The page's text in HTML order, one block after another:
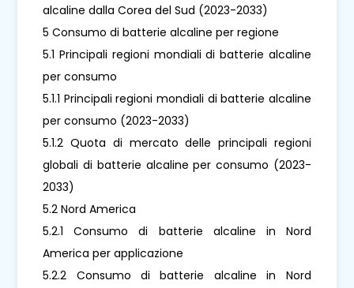
alcaline dalla Corea del Sud (2023-2033)
5 Consumo di batterie alcaline per regione
5.1 Principali regioni mondiali di batterie alcaline
per consumo
5.1.1 Principali regioni mondiali di batterie alcaline
per consumo (2023-2033)
5.1.2 Quota di mercato delle principali regioni
globali di batterie alcaline per consumo (2023-
2033)
5.2 Nord America
5.2.1 Consumo di batterie alcaline in Nord
America per applicazione
5.2.2 Consumo di batterie alcaline in Nord